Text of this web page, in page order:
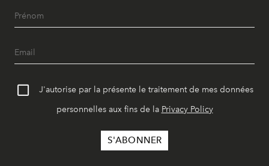
J'autorise par la présente le traitement de mes données
personnelles aux fins de la Privacy Policy